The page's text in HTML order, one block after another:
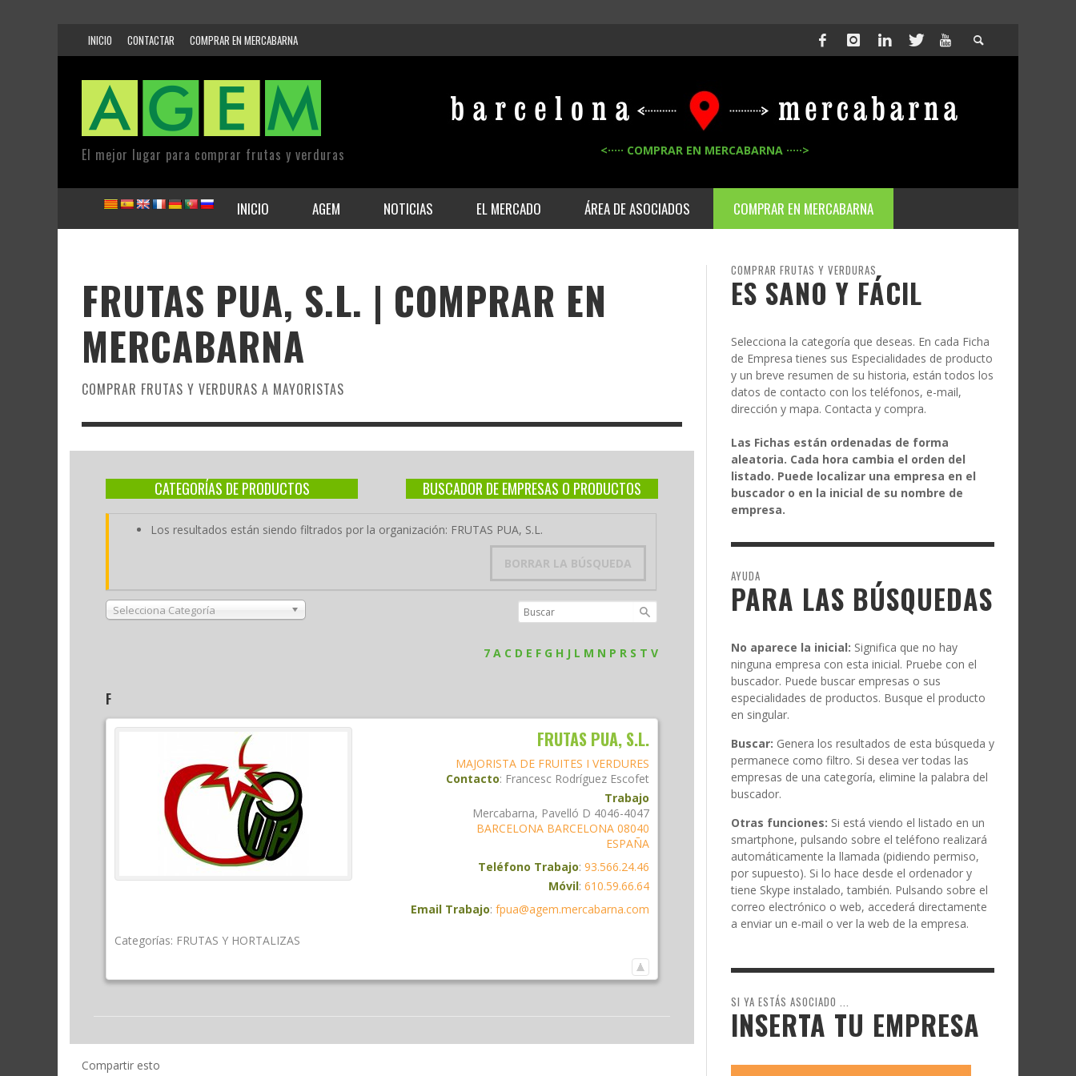
INICIO CONTACTAR COMPRAR EN MERCABARNA
El mejor lugar para comprar frutas y verduras <····· COMPRAR EN MERCABARNA ·····>
INICIO AGEM NOTICIAS EL MERCADO ÁREA DE ASOCIADOS COMPRAR EN MERCABARNA
FRUTAS PUA, S.L. | COMPRAR EN
MERCABARNA
COMPRAR FRUTAS Y VERDURAS A MAYORISTAS
CATEGORÍAS DE PRODUCTOS BUSCADOR DE EMPRESAS O PRODUCTOS
Los resultados están siendo filtrados por la organización: FRUTAS PUA, S.L.
BORRAR LA BÚSQUEDA
Selecciona Categoría
7 A C D E F G H J L M N P R S T V
F
FRUTAS PUA, S.L.
MAJORISTA DE FRUITES I VERDURES
Contacto: Francesc Rodríguez Escofet
Trabajo
Mercabarna, Pavelló D 4046-4047
BARCELONA BARCELONA 08040
ESPAÑA
Teléfono Trabajo: 93.566.24.46
Móvil: 610.59.66.64
Email Trabajo: fpua@agem.mercabarna.com
Categorías: FRUTAS Y HORTALIZAS
Compartir esto
COMPRAR FRUTAS Y VERDURAS
ES SANO Y FÁCIL
Selecciona la categoría que deseas. En cada Ficha
de Empresa tienes sus Especialidades de producto
y un breve resumen de su historia, están todos los
datos de contacto con los teléfonos, e-mail,
dirección y mapa. Contacta y compra.
Las Fichas están ordenadas de forma
aleatoria. Cada hora cambia el orden del
listado. Puede localizar una empresa en el
buscador o en la inicial de su nombre de
empresa.
AYUDA
PARA LAS BÚSQUEDAS
No aparece la inicial: Significa que no hay
ninguna empresa con esta inicial. Pruebe con el
buscador. Puede buscar empresas o sus
especialidades de productos. Busque el producto
en singular.
Buscar: Genera los resultados de esta búsqueda y
permanece como filtro. Si desea ver todas las
empresas de una categoría, elimine la palabra del
buscador.
Otras funciones: Si está viendo el listado en un
smartphone, pulsando sobre el teléfono realizará
automáticamente la llamada (pidiendo permiso,
por supuesto). Si lo hace desde el ordenador y
tiene Skype instalado, también. Pulsando sobre el
correo electrónico o web, accederá directamente
a enviar un e-mail o ver la web de la empresa.
SI YA ESTÁS ASOCIADO ...
INSERTA TU EMPRESA